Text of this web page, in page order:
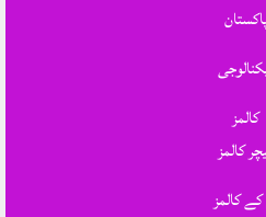
پاکستان
کالمز
کالمز
کالمز